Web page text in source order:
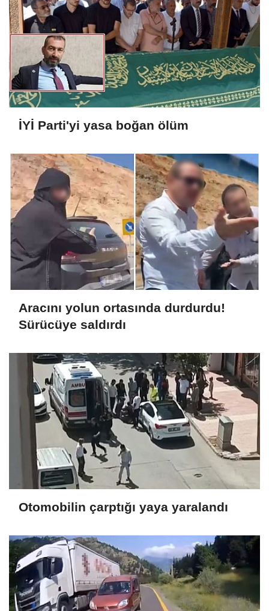
İYİ Parti'yi yasa boğan ölüm
Aracını yolun ortasında durdurdu!
Sürücüye saldırdı
Otomobilin çarptığı yaya yaralandı